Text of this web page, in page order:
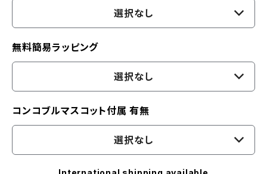
選択なし
無料簡易ラッピング
選択なし
コンコブルマスコット付属 有無
選択なし